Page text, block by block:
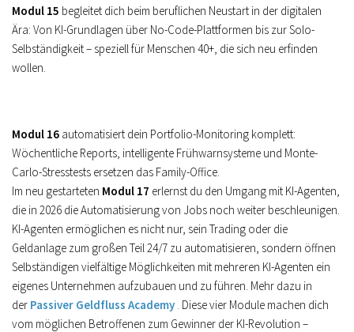
Modul 15 begleitet dich beim beruflichen Neustart in der digitalen
Ära: Von KI-Grundlagen über No-Code-Plattformen bis zur Solo-
Selbständigkeit – speziell für Menschen 40+, die sich neu erfinden
wollen.
Modul 16 automatisiert dein Portfolio-Monitoring komplett:
Wöchentliche Reports, intelligente Frühwarnsysteme und Monte-
Carlo-Stresstests ersetzen das Family-Office.
Im neu gestarteten Modul 17 erlernst du den Umgang mit KI-Agenten,
die in 2026 die Automatisierung von Jobs noch weiter beschleunigen.
KI-Agenten ermöglichen es nicht nur, sein Trading oder die
Geldanlage zum großen Teil 24/7 zu automatisieren, sondern öffnen
Selbständigen vielfältige Möglichkeiten mit mehreren KI-Agenten ein
eigenes Unternehmen aufzubauen und zu führen. Mehr dazu in
der Passiver Geldfluss Academy . Diese vier Module machen dich
vom möglichen Betroffenen zum Gewinner der KI-Revolution –